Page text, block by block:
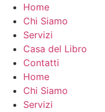
contenuto
Home
Chi Siamo
Servizi
Casa del Libro
Contatti
Home
Chi Siamo
Servizi